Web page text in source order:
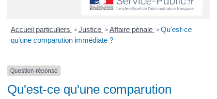
Accueil particuliers > Justice > Affaire pénale > Qu'est-ce
qu'une comparution immédiate ?
Question-réponse
Qu'est-ce qu'une comparution